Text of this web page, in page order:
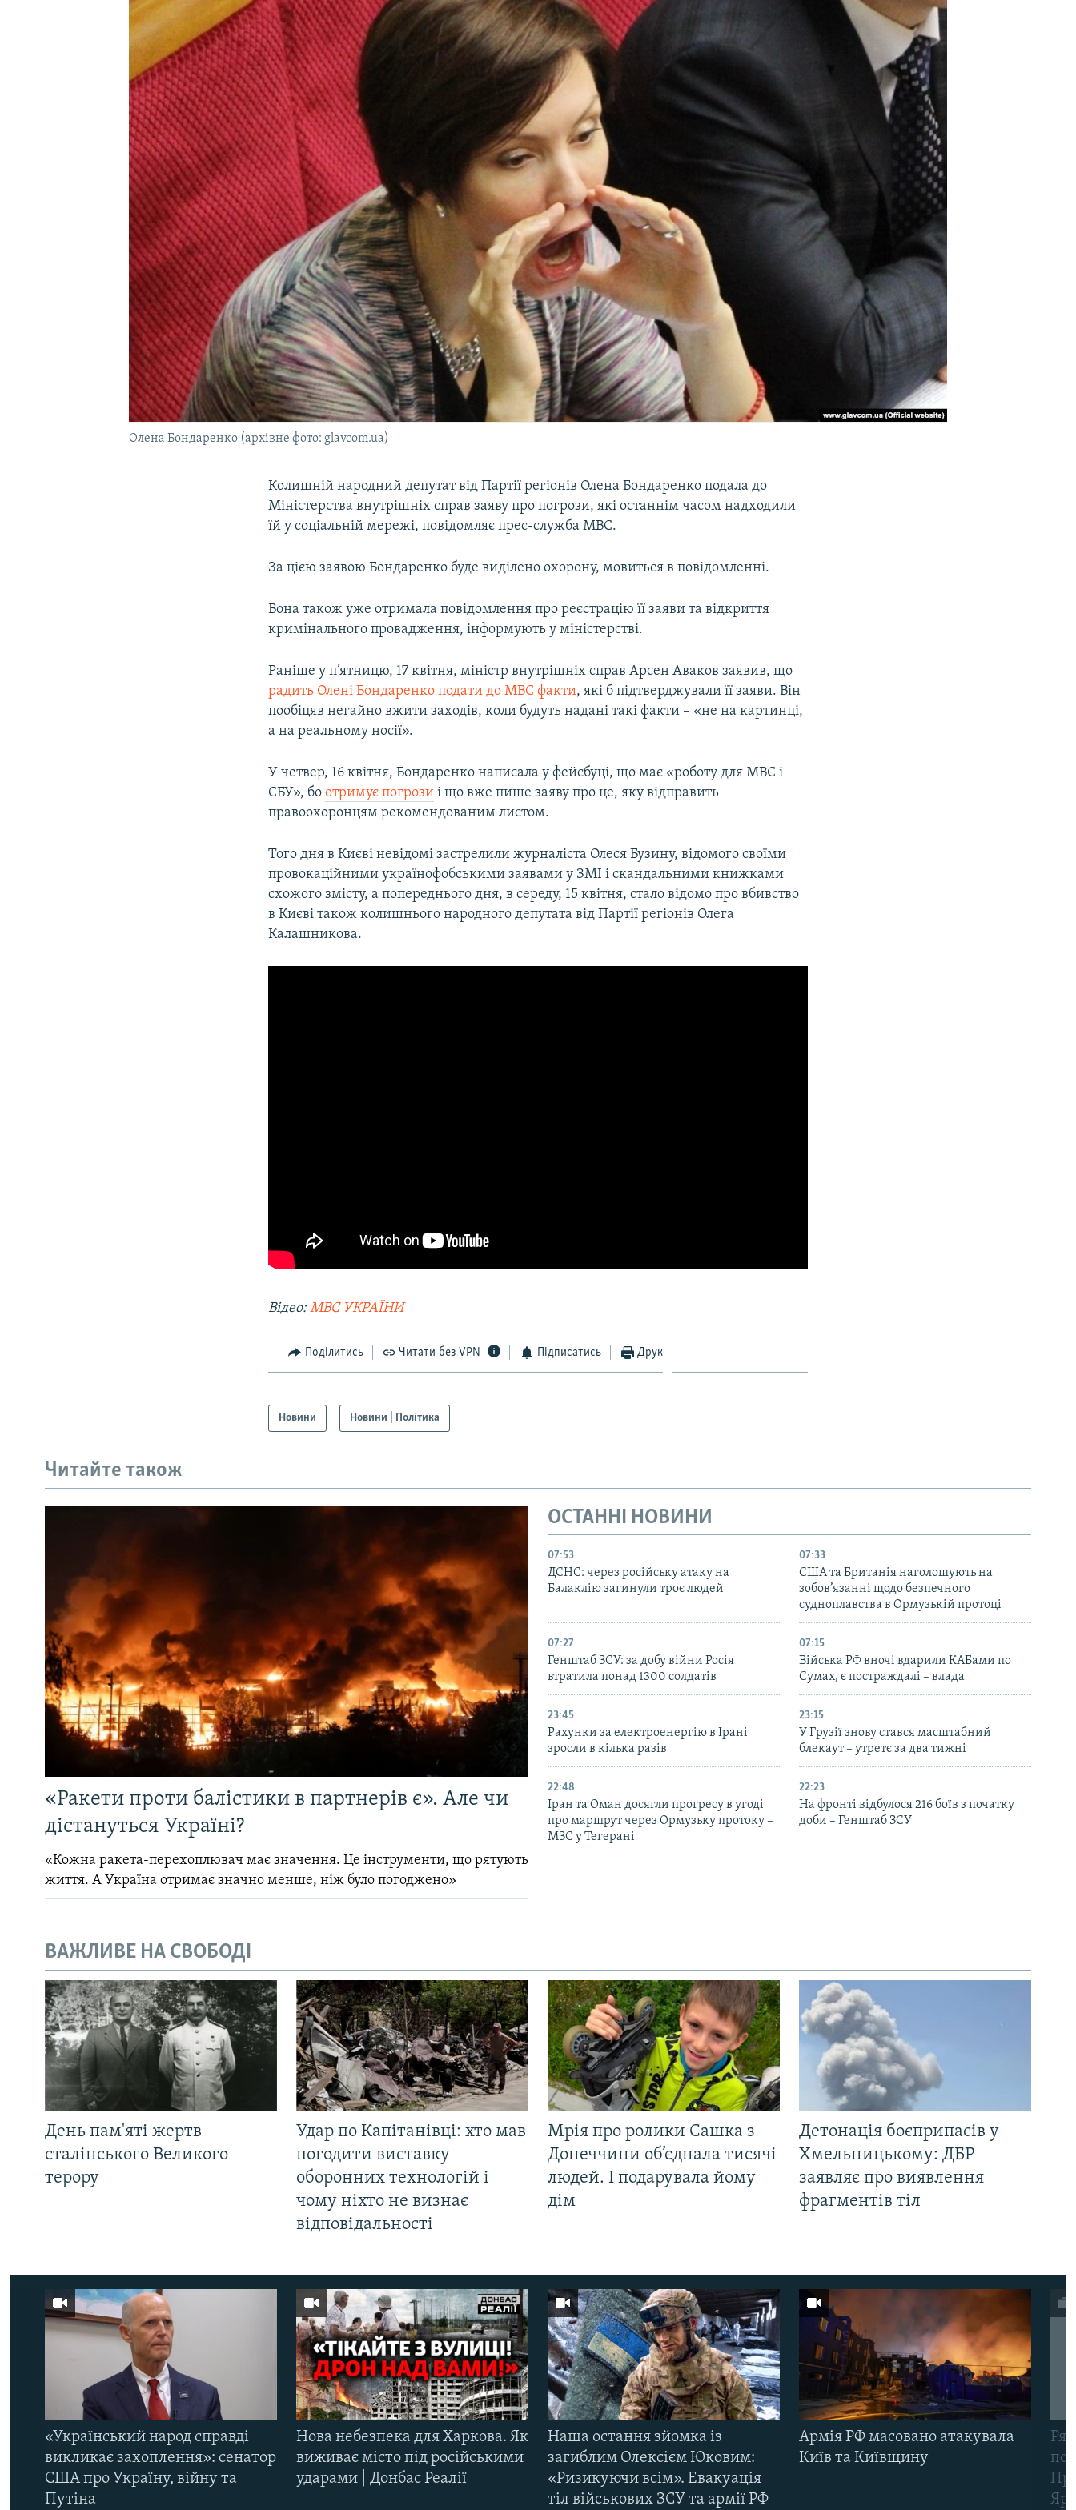
Олена Бондаренко (архівне фото: glavcom.ua)
Колишній народний депутат від Партії регіонів Олена Бондаренко подала до
Міністерства внутрішніх справ заяву про погрози, які останнім часом надходили
їй у соціальній мережі, повідомляє прес-служба МВС.
За цією заявою Бондаренко буде виділено охорону, мовиться в повідомленні.
Вона також уже отримала повідомлення про реєстрацію її заяви та відкриття
кримінального провадження, інформують у міністерстві.
Раніше у п’ятницю, 17 квітня, міністр внутрішніх справ Арсен Аваков заявив, що
радить Олені Бондаренко подати до МВС факти, які б підтверджували її заяви. Він
пообіцяв негайно вжити заходів, коли будуть надані такі факти – «не на картинці,
а на реальному носії».
У четвер, 16 квітня, Бондаренко написала у фейсбуці, що має «роботу для МВС і
СБУ», боотримує погрози і що вже пише заяву про це, яку відправить
правоохоронцям рекомендованим листом.
Того дня в Києві невідомі застрелили журналіста Олеся Бузину, відомого своїми
провокаційними українофобськими заявами у ЗМІ і скандальними книжками
схожого змісту, а попереднього дня, в середу, 15 квітня, стало відомо про вбивство
в Києві також колишнього народного депутата від Партії регіонів Олега
Калашникова.
Відео:МВС УКРАЇНИ
Поділитись Читати без VPN Підписатись Друк
Новини Новини | Політика
Читайте також
«Ракети проти балістики в партнерів є». Але чи
дістануться Україні?
«Кожна ракета-перехоплювач має значення. Це інструменти, що рятують
життя. А Україна отримає значно менше, ніж було погоджено»
ОСТАННІ НОВИНИ
07:53
ДСНС: через російську атаку на
Балаклію загинули троє людей
07:33
США та Британія наголошують на
зобов’язанні щодо безпечного
судноплавства в Ормузькій протоці
07:27
Генштаб ЗСУ: за добу війни Росія
втратила понад 1300 солдатів
07:15
Війська РФ вночі вдарили КАБами по
Сумах, є постраждалі – влада
23:45
Рахунки за електроенергію в Ірані
зросли в кілька разів
23:15
У Грузії знову стався масштабний
блекаут – утретє за два тижні
22:48
Іран та Оман досягли прогресу в угоді
про маршрут через Ормузьку протоку –
МЗС у Тегерані
22:23
На фронті відбулося 216 боїв з початку
доби – Генштаб ЗСУ
ВАЖЛИВЕ НА СВОБОДІ
День пам'яті жертв
сталінського Великого
терору
Удар по Капітанівці: хто мав
погодити виставку
оборонних технологій і
чому ніхто не визнає
відповідальності
Мрія про ролики Сашка з
Донеччини об’єднала тисячі
людей. І подарувала йому
дім
Детонація боєприпасів у
Хмельницькому: ДБР
заявляє про виявлення
фрагментів тіл
«Український народ справді
викликає захоплення»: сенатор
США про Україну, війну та
Путіна
Нова небезпека для Харкова. Як
виживає місто під російськими
ударами | Донбас Реалії
Наша остання зйомка із
загиблим Олексієм Юковим:
«Ризикуючи всім». Евакуація
тіл військових ЗСУ та армії РФ
Армія РФ масовано атакувала
Київ та Київщину